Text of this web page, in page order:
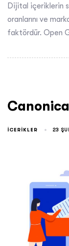
Dijital içeriklerin
oranlarını ve
faktördür. Open
ICERIKLER 23